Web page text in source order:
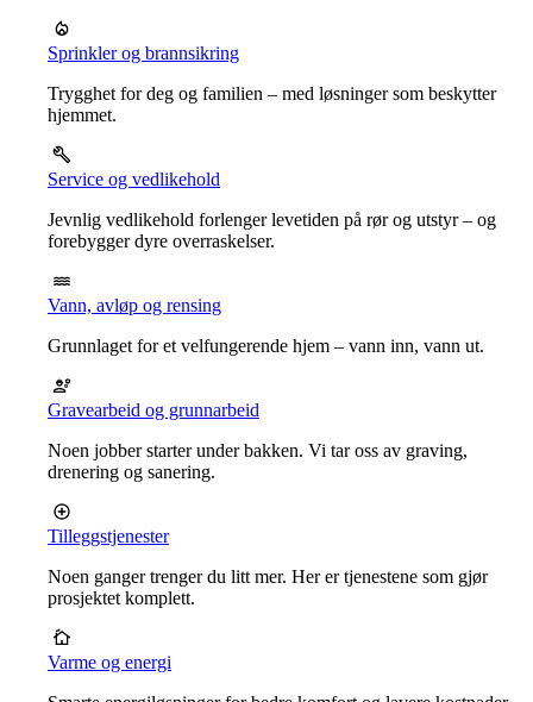
Sprinkler og brannsikring
Trygghet for deg og familien – med løsninger som beskytter
hjemmet.
Service og vedlikehold
Jevnlig vedlikehold forlenger levetiden på rør og utstyr – og
forebygger dyre overraskelser.
Vann, avløp og rensing
Grunnlaget for et velfungerende hjem – vann inn, vann ut.
Gravearbeid og grunnarbeid
Noen jobber starter under bakken. Vi tar oss av graving,
drenering og sanering.
Tilleggstjenester
Noen ganger trenger du litt mer. Her er tjenestene som gjør
prosjektet komplett.
Varme og energi